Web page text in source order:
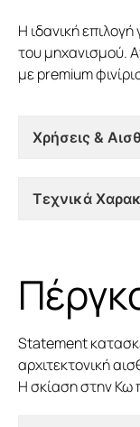
Η ιδανική
του μηχανισμού.
με premium
Χρήσεις &
Τεχνικά
Statement
αρχιτεκτονική
Η σκίαση στην Κω